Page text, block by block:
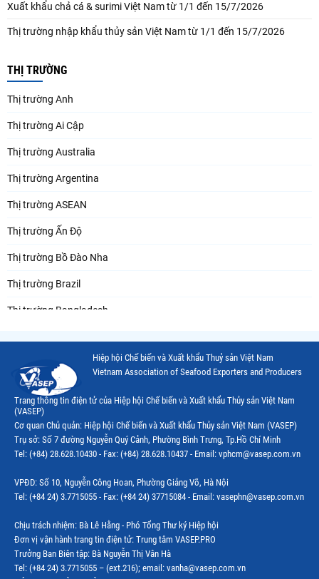
Xuất khẩu chả cá & surimi Việt Nam từ 1/1 đến 15/7/2026
Thị trường nhập khẩu thủy sản Việt Nam từ 1/1 đến 15/7/2026
THỊ TRƯỜNG
Thị trường Anh
Thị trường Ai Cập
Thị trường Australia
Thị trường Argentina
Thị trường ASEAN
Thị trường Ấn Độ
Thị trường Bồ Đào Nha
Thị trường Brazil
Thị trường Bangladesh
Thị trường Canada
Thị trường Ecuador
Thị trường EU
Thị trường Indonesia
Thị trường Mỹ
Thị trường Nga
Thị trường Hàn Quốc
Thị trường Nhật Bản
Hiệp hội Chế biến và Xuất khẩu Thuỷ sản Việt Nam
Vietnam Association of Seafood Exporters and Producers
Trang thông tin điện tử của Hiệp hội Chế biến và Xuất khẩu Thủy sản Việt Nam
(VASEP)
Cơ quan Chủ quản: Hiệp hội Chế biến và Xuất khẩu Thủy sản Việt Nam (VASEP)
Trụ sở: Số 7 đường Nguyễn Quý Cảnh, Phường Bình Trưng, Tp.Hồ Chí Minh
Tel: (+84) 28.628.10430 - Fax: (+84) 28.628.10437 - Email: vphcm@vasep.com.vn
VPĐD: Số 10, Nguyễn Công Hoan, Phường Giảng Võ, Hà Nội
Tel: (+84 24) 3.7715055 - Fax: (+84 24) 37715084 - Email: vasephn@vasep.com.vn
Chịu trách nhiệm: Bà Lê Hằng - Phó Tổng Thư ký Hiệp hội
Đơn vị vận hành trang tin điện tử: Trung tâm VASEP.PRO
Trưởng Ban Biên tập: Bà Nguyễn Thị Vân Hà
Tel: (+84 24) 3.7715055 – (ext.216); email: vanha@vasep.com.vn